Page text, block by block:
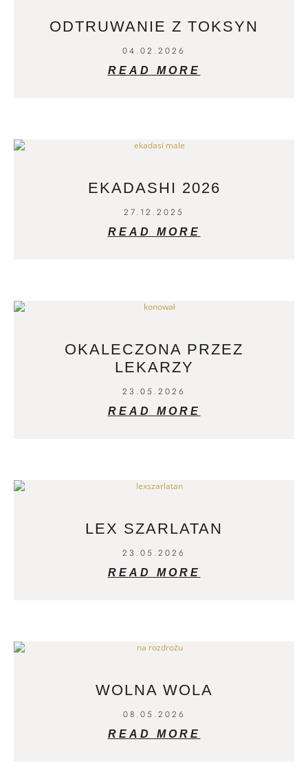
ODTRUWANIE Z TOKSYN
04.02.2026
READ MORE
EKADASHI 2026
27.12.2025
READ MORE
OKALECZONA PRZEZ
LEKARZY
23.05.2026
READ MORE
LEX SZARLATAN
23.05.2026
READ MORE
WOLNA WOLA
08.05.2026
READ MORE